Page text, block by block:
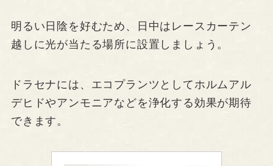
明るい日陰を好むため、日中はレースカーテン
越しに光が当たる場所に設置しましょう。
ドラセナには、エコプランツとしてホルムアル
デヒドやアンモニアなどを浄化する効果が期待
できます。